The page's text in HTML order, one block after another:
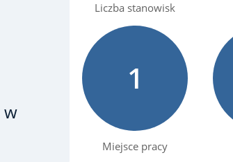
w
Liczba stanowisk
1
Miejsce pracy